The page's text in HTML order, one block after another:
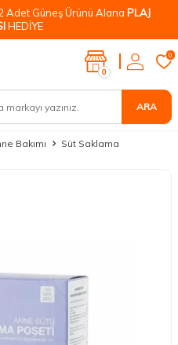
Adet Güneş Ürünü Alana PLAJ
HEDİYE
ARA
0
0
Bakımı
Süt Saklama